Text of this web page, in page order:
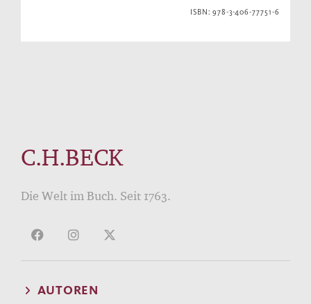
ISBN: 978-3-406-77751-6
C.H.BECK
Die Welt im Buch. Seit 1763.
AUTOREN